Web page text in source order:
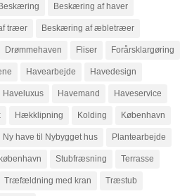
Beskæring af haver
træer Beskæring af æbletræer
Drømmehaven Fliser Forårsklargøring
Havearbejde Havedesign
Haveluxus Havemand Haveservice
Hækklipning Kolding København
Ny have til Nybygget hus Plantearbejde
Stubfræsning Terrasse
Træfældning med kran Træstub